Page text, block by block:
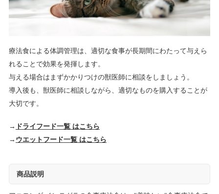
療法食による体調管理は、適切な食事が長期間にわたって与えら
れることで効果を発揮します。
与える場合はまずかかりつけの獣医師に相談をしましょう。
導入後も、獣医師に相談しながら、適切なものを購入することが
大切です。
→ ドライフード一覧 はこちら
→ ウエットフード一覧 はこちら
商品説明